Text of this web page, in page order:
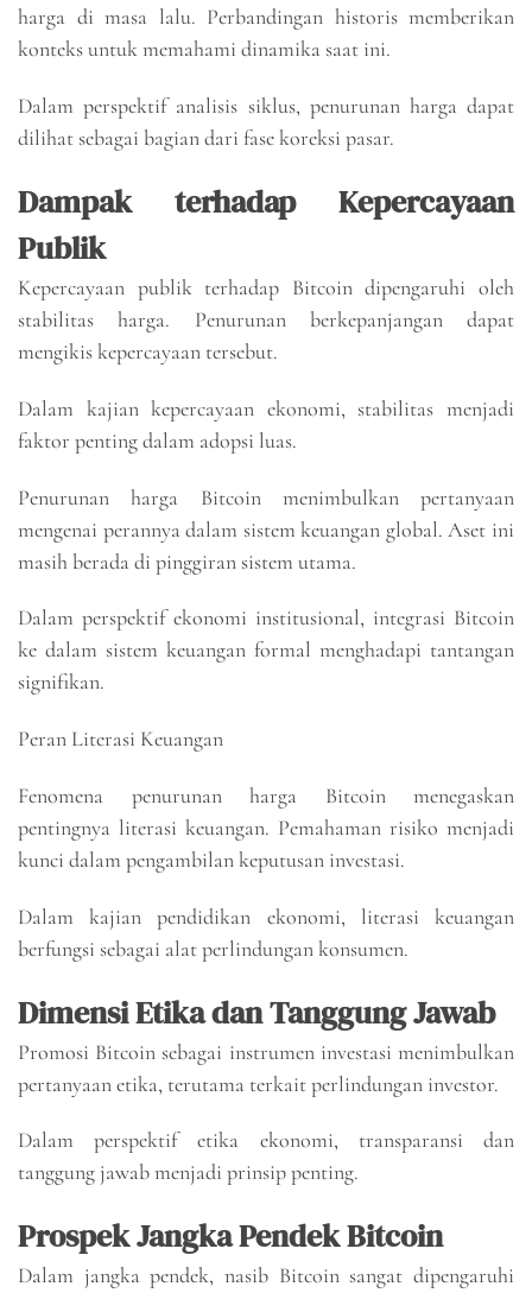
harga di masa lalu. Perbandingan historis memberikan
konteks untuk memahami dinamika saat ini.
Dalam perspektif analisis siklus, penurunan harga dapat
dilihat sebagai bagian dari fase koreksi pasar.
Dampak terhadap Kepercayaan
Publik
Kepercayaan publik terhadap Bitcoin dipengaruhi oleh
stabilitas harga. Penurunan berkepanjangan dapat
mengikis kepercayaan tersebut.
Dalam kajian kepercayaan ekonomi, stabilitas menjadi
faktor penting dalam adopsi luas.
Penurunan harga Bitcoin menimbulkan pertanyaan
mengenai perannya dalam sistem keuangan global. Aset ini
masih berada di pinggiran sistem utama.
Dalam perspektif ekonomi institusional, integrasi Bitcoin
ke dalam sistem keuangan formal menghadapi tantangan
signifikan.
Peran Literasi Keuangan
Fenomena penurunan harga Bitcoin menegaskan
pentingnya literasi keuangan. Pemahaman risiko menjadi
kunci dalam pengambilan keputusan investasi.
Dalam kajian pendidikan ekonomi, literasi keuangan
berfungsi sebagai alat perlindungan konsumen.
Dimensi Etika dan Tanggung Jawab
Promosi Bitcoin sebagai instrumen investasi menimbulkan
pertanyaan etika, terutama terkait perlindungan investor.
Dalam perspektif etika ekonomi, transparansi dan
tanggung jawab menjadi prinsip penting.
Prospek Jangka Pendek Bitcoin
Dalam jangka pendek, nasib Bitcoin sangat dipengaruhi